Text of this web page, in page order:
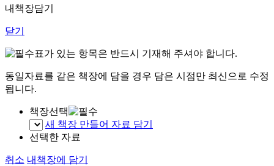
내책장담기
닫기
표가 있는 항목은 반드시 기재해 주셔야 합니다.
동일자료를 같은 책장에 담을 경우 담은 시점만 최신으로 수정
됩니다.
책장선택
새 책장 만들어 자료 담기
선택한 자료
취소 내책장에 담기